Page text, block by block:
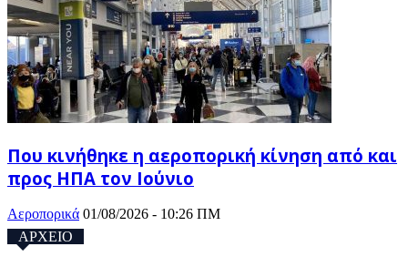
Που κινήθηκε η αεροπορική κίνηση από και
προς ΗΠΑ τον Ιούνιο
Αεροπορικά 01/08/2026 - 10:26 ΠΜ
ΑΡΧΕΙΟ